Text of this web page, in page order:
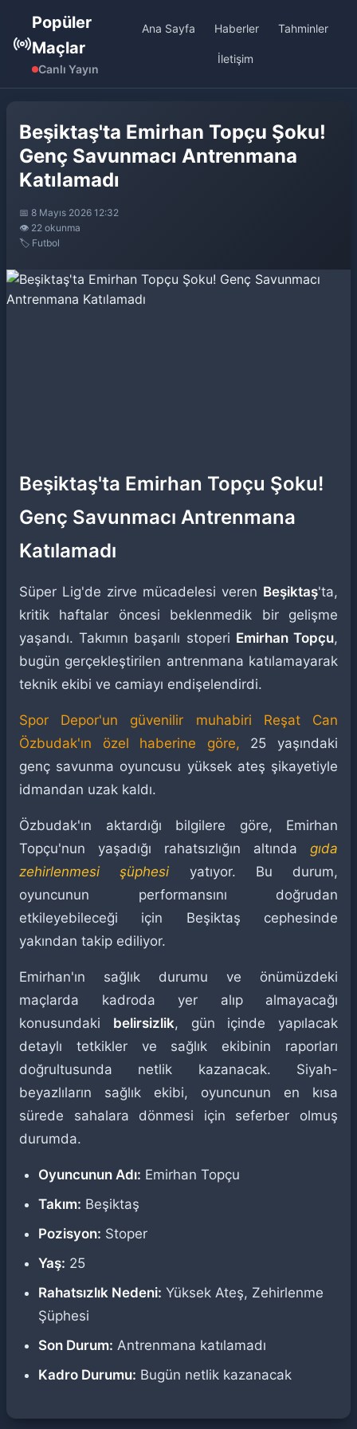
Popüler
Maçlar
Canlı Yayın
Ana Sayfa Haberler Tahminler
İletişim
Beşiktaş'ta Emirhan Topçu Şoku!
Genç Savunmacı Antrenmana
Katılamadı
📅 8 Mayıs 2026 12:32
👁️ 22 okunma
🏷️ Futbol
Beşiktaş'ta Emirhan Topçu Şoku!
Genç Savunmacı Antrenmana
Katılamadı
Süper Lig'de zirve mücadelesi veren Beşiktaş'ta,
kritik haftalar öncesi beklenmedik bir gelişme
yaşandı. Takımın başarılı stoperi Emirhan Topçu,
bugün gerçekleştirilen antrenmana katılamayarak
teknik ekibi ve camiayı endişelendirdi.
Spor Depor'un güvenilir muhabiri Reşat Can
Özbudak'ın özel haberine göre, 25 yaşındaki
genç savunma oyuncusu yüksek ateş şikayetiyle
idmandan uzak kaldı.
Özbudak'ın aktardığı bilgilere göre, Emirhan
Topçu'nun yaşadığı rahatsızlığın altında gıda
zehirlenmesi şüphesi yatıyor. Bu durum,
oyuncunun performansını doğrudan
etkileyebileceği için Beşiktaş cephesinde
yakından takip ediliyor.
Emirhan'ın sağlık durumu ve önümüzdeki
maçlarda kadroda yer alıp almayacağı
konusundaki belirsizlik, gün içinde yapılacak
detaylı tetkikler ve sağlık ekibinin raporları
doğrultusunda netlik kazanacak. Siyah-
beyazlıların sağlık ekibi, oyuncunun en kısa
sürede sahalara dönmesi için seferber olmuş
durumda.
Oyuncunun Adı: Emirhan Topçu
Takım: Beşiktaş
Pozisyon: Stoper
Yaş: 25
Rahatsızlık Nedeni: Yüksek Ateş, Zehirlenme
Şüphesi
Son Durum: Antrenmana katılamadı
Kadro Durumu: Bugün netlik kazanacak